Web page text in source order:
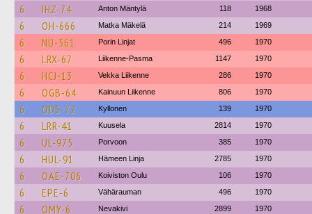
6 IHZ-74 Anton Mäntylä 118 1968
6 OH-666 Matka Mäkelä 214 1969
6 NU-561 Porin Linjat 496 1970
6 LRX-67 Liikenne-Pasma 1147 1970
6 HCJ-13 Vekka Liikenne 286 1970
6 OGB-64 Kainuun Liikenne 806 1970
6 ODS-72 Kyllonen 139 1970
6 LRR-41 Kuusela 2814 1970
6 UL-975 Porvoon 385 1970
6 HUL-91 Hämeen Linja 2785 1970
6 OAE-706 Koiviston Oulu 106 1970
6 EPE-6 Vähärauman 496 1970
6 OMY-6 Nevakivi 2899 1970